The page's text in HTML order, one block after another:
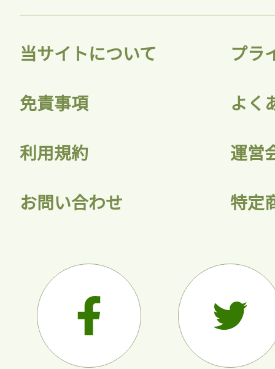
当サイトについて プラ
免責事項 よく
利用規約 運営
お問い合わせ 特定